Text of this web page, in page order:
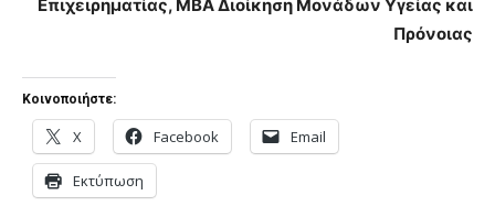
Επιχειρηματίας, ΜΒΑ Διοίκηση Μονάδων Υγείας και
Πρόνοιας
Κοινοποιήστε:
X Facebook Email
Εκτύπωση